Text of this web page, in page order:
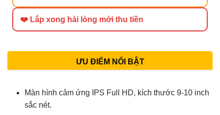
❤️ Lắp xong hài lòng mới thu tiền
ƯU ĐIỂM NỔI BẬT
Màn hình cảm ứng IPS Full HD, kích thước 9-10 inch
sắc nét.